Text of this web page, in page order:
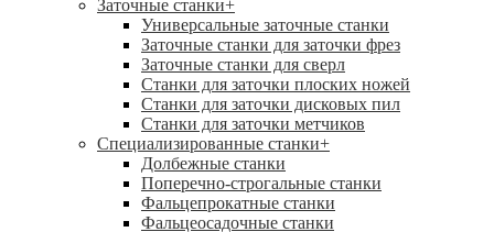
Заточные станки+
Универсальные заточные станки
Заточные станки для заточки фрез
Заточные станки для сверл
Станки для заточки плоских ножей
Станки для заточки дисковых пил
Станки для заточки метчиков
Специализированные станки+
Долбежные станки
Поперечно-строгальные станки
Фальцепрокатные станки
Фальцеосадочные станки